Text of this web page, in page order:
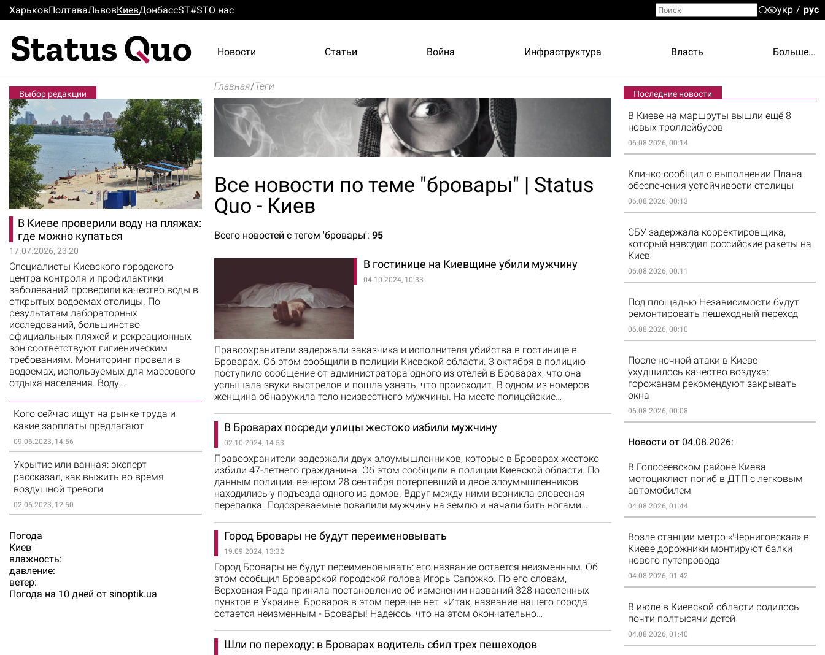
ХарьковПолтаваЛьвовКиевДонбассST#STО нас укр рус
Новости Статьи Война Инфраструктура Власть Больше...
Выбор редакции
В Киеве проверили воду на пляжах:
где можно купаться
17.07.2026, 23:20
Специалисты Киевского городского
центра контроля и профилактики
заболеваний проверили качество воды в
открытых водоемах столицы. По
результатам лабораторных
исследований, большинство
официальных пляжей и рекреационных
зон соответствуют гигиеническим
требованиям. Мониторинг провели в
водоемах, используемых для массового
отдыха населения. Воду…
Кого сейчас ищут на рынке труда и
какие зарплаты предлагают
09.06.2023, 14:56
Укрытие или ванная: эксперт
рассказал, как выжить во время
воздушной тревоги
02.06.2023, 12:50
Погода
Киев
влажность:
давление:
ветер:
Погода на 10 дней от sinoptik.ua
Главная/Теги
Все новости по теме "бровары" | Status
Quo - Киев
Всего новостей с тегом 'бровары': 95
В гостинице на Киевщине убили мужчину
04.10.2024, 10:33
Правоохранители задержали заказчика и исполнителя убийства в гостинице в
Броварах. Об этом сообщили в полиции Киевской области. 3 октября в полицию
поступило сообщение от администратора одного из отелей в Броварах, что она
услышала звуки выстрелов и пошла узнать, что происходит. В одном из номеров
женщина обнаружила тело неизвестного мужчины. На месте полицейские…
В Броварах посреди улицы жестоко избили мужчину
02.10.2024, 14:53
Правоохранители задержали двух злоумышленников, которые в Броварах жестоко
избили 47-летнего гражданина. Об этом сообщили в полиции Киевской области. По
данным полиции, вечером 28 сентября потерпевший и двое злоумышленников
находились у подъезда одного из домов. Вдруг между ними возникла словесная
перепалка. Подозреваемые повалили мужчину на землю и начали бить ногами…
Город Бровары не будут переименовывать
19.09.2024, 13:32
Город Бровары не будут переименовывать: его название остается неизменным. Об
этом сообщил Броварской городской голова Игорь Сапожко. По его словам,
Верховная Рада приняла постановление об изменении названий 328 населенных
пунктов в Украине. Броваров в этом перечне нет. «Итак, название нашего города
остается неизменным - Бровары! Надеюсь, что на этом окончательно…
Шли по переходу: в Броварах водитель сбил трех пешеходов
Последние новости
В Киеве на маршруты вышли ещё 8
новых троллейбусов
06.08.2026, 00:14
Кличко сообщил о выполнении Плана
обеспечения устойчивости столицы
06.08.2026, 00:13
СБУ задержала корректировщика,
который наводил российские ракеты на
Киев
06.08.2026, 00:11
Под площадью Независимости будут
ремонтировать пешеходный переход
06.08.2026, 00:10
После ночной атаки в Киеве
ухудшилось качество воздуха:
горожанам рекомендуют закрывать
окна
06.08.2026, 00:08
Новости от 04.08.2026
В Голосеевском районе Киева
мотоциклист погиб в ДТП с легковым
автомобилем
04.08.2026, 01:44
Возле станции метро «Черниговская» в
Киеве дорожники монтируют балки
нового путепровода
04.08.2026, 01:42
В июле в Киевской области родилось
почти полтысячи детей
04.08.2026, 01:40